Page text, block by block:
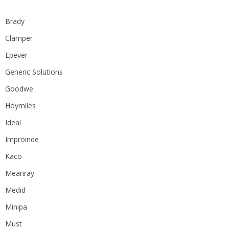
Brady
Clamper
Epever
Generic Solutions
Goodwe
Hoymiles
Ideal
Improinde
Kaco
Meanray
Medid
Minipa
Must